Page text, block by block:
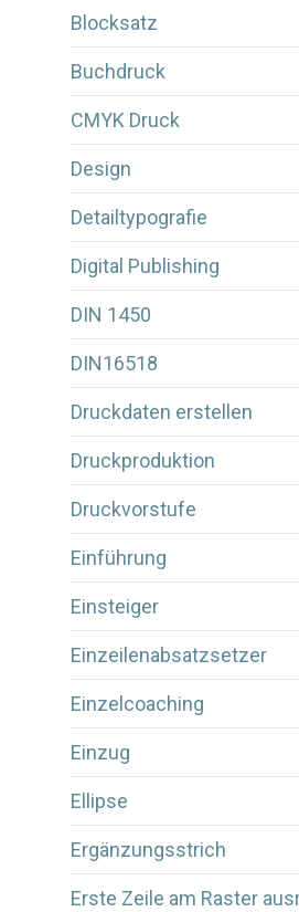
Blocksatz
Buchdruck
CMYK Druck
Design
Detailtypografie
Digital Publishing
DIN 1450
DIN16518
Druckdaten erstellen
Druckproduktion
Druckvorstufe
Einführung
Einsteiger
Einzeilenabsatzsetzer
Einzelcoaching
Einzug
Ellipse
Ergänzungsstrich
Erste Zeile am Raster